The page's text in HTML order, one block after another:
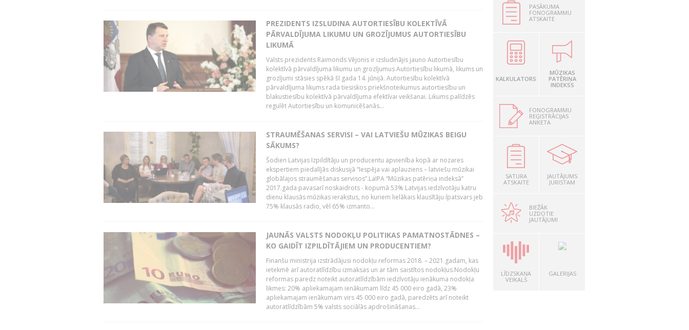
PREZIDENTS IZSLUDINA AUTORTIESĪBU KOLEKTĪVĀ
PĀRVALDĪJUMA LIKUMU UN GROZĪJUMUS AUTORTIESĪBU
LIKUMĀ
Valsts prezidents Raimonds Vējonis ir izsludinājis jauno Autortiesību
kolektīvā pārvaldījuma likumu un grozījumus Autortiesību likumā, likums un
grozījumi stāsies spēkā šī gada 14. jūnijā. Autortiesību kolektīvā
pārvaldījuma likums rada tiesiskos priekšnoteikumus autortiesību un
blakustiesību kolektīvā pārvaldījuma efektīvai veikšanai. Likums palīdzēs
regulēt Autortiesību un komunicēšanās...
STRAUMĒŠANAS SERVISI – VAI LATVIEŠU MŪZIKAS BEIGU
SĀKUMS?
Šodien Latvijas Izpildītāju un producentu apvienība kopā ar nozares
ekspertiem piedalījās diskusijā “Iespēja vai aplauziens – latviešu mūzikai
globālajos straumēšanas servisos”.LaIPA “Mūzikas patēriņa indeksā”
2017.gada pavasarī noskaidrots - kopumā 53% Latvijas iedzīvotāju katru
dienu klausās mūzikas ierakstus, no kuriem lielākais klausītāju īpatsvars jeb
75% klausās radio, vēl 65% izmanto...
JAUNĀS VALSTS NODOKĻU POLITIKAS PAMATNOSTĀDNES –
KO GAIDĪT IZPILDĪTĀJIEM UN PRODUCENTIEM?
Finanšu ministrija izstrādājusi nodokļu reformas 2018. – 2021.gadam, kas
ietekmē arī autoratlīdzību izmaksas un ar tām saistītos nodokļus.Nodokļu
reformas paredz noteikt autoratlīdzībām iedzīvotāju ienākuma nodokļa
likmes: 20% apliekamajam ienākumam līdz 45 000 eiro gadā, 23%
apliekamajam ienākumam virs 45 000 eiro gadā, paredzēts arī noteikt
autoratlīdzībām 5% valsts sociālās apdrošināšanas...
PASĀKUMA
FONOGRAMMU
ATSKAITE
KALKULATORS
MŪZIKAS
PATĒRIŅA
INDEKSS
FONOGRAMMU
REĢISTRĀCIJAS
ANKETA
SATURA
ATSKAITE
JAUTĀJUMS
JURISTAM
BIEŽĀK
UZDOTIE
JAUTĀJUMI
LĪDZSKAŅA
VEIKALS
GALERIJAS